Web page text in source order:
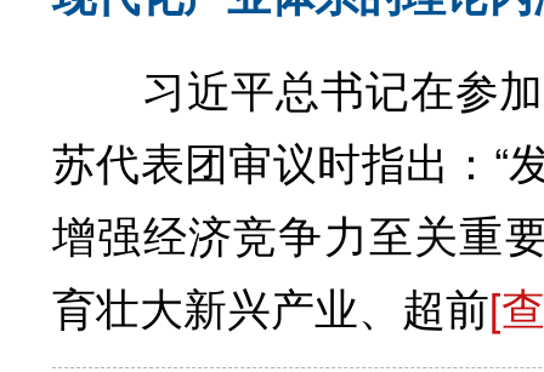
习近平总书记在参加
苏代表团审议时指出：“
增强经济竞争力至关重
育壮大新兴产业、超前[